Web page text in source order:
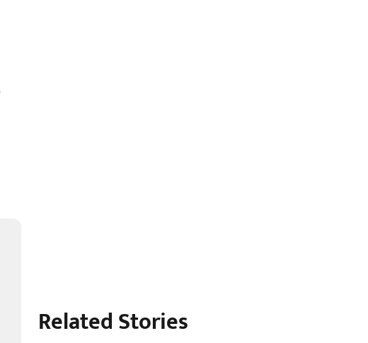
Related Stories